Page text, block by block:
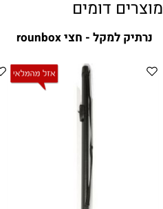
מוצרים דומים
נרתיק למקל - חצי rounbox